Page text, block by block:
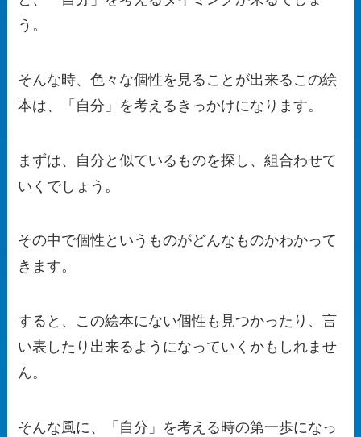
う。
そんな時、色々な個性を見ることが出来るこの絵
本は、「自分」を考えるきっかけになります。
まずは、自分と似ているものを探し、組合わせて
いくでしょう。
その中で個性というものがどんなものかわかって
きます。
すると、この絵本にない個性も見つかったり、言
い表したり出来るようになっていくかもしれませ
ん。
そんな風に、「自分」を考える時の第一歩になっ